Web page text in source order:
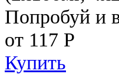
Попробуй и
от 117 Р
Купить